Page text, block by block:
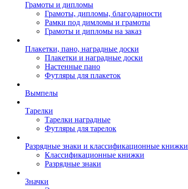
Грамоты и дипломы
Грамоты, дипломы, благодарности
Рамки под димломы и грамоты
Грамоты и дипломы на заказ
Плакетки, пано, наградные доски
Плакетки и наградные доски
Настенные пано
Футляры для плакеток
Вымпелы
Тарелки
Тарелки наградные
Футляры для тарелок
Разрядные знаки и классификационные книжки
Классификационные книжки
Разрядные знаки
Значки